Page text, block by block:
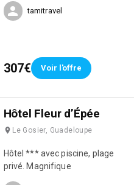
J'en suis tombée amoureuse !
tamitravel
307€ Voir l'offre
Hôtel Fleur d’Épée
Le Gosier, Guadeloupe
Hôtel *** avec piscine, plage
privé. Magnifique